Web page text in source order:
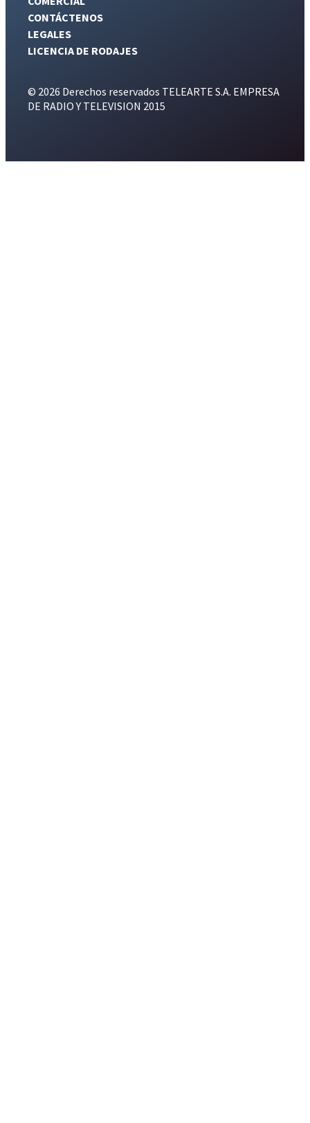
CONTÁCTENOS
LEGALES
LICENCIA DE RODAJES
© 2026 Derechos reservados TELEARTE S.A. EMPRESA
DE RADIO Y TELEVISION 2015